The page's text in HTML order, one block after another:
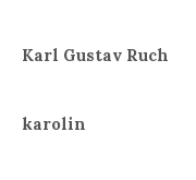
Karl Gustav Ruch
karolin